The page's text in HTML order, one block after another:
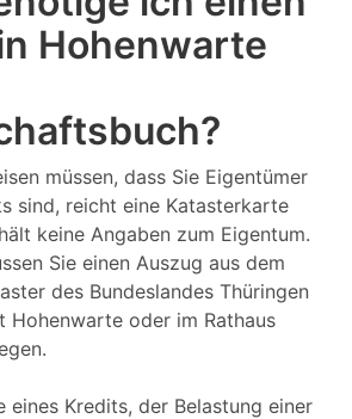
Hohenwarte
müssen, dass Sie Eigentümer
sind, reicht eine Katasterkarte
keine Angaben zum Eigentum.
Sie einen Auszug aus dem
des Bundeslandes Thüringen
Hohenwarte oder im Rathaus
eines Kredits, der Belastung einer